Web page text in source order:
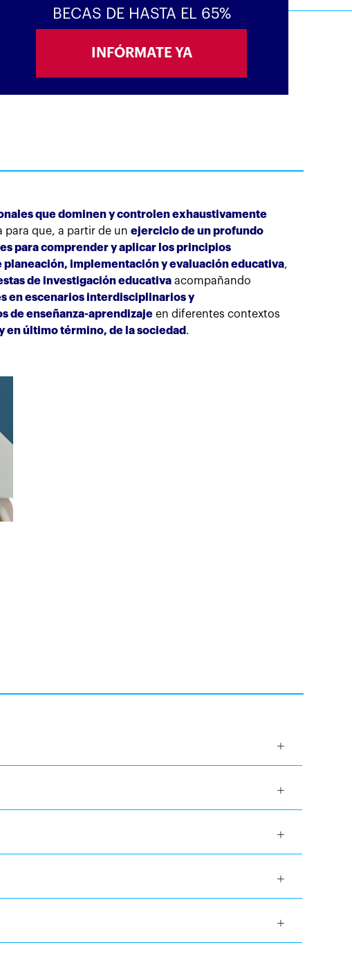
BECAS DE HASTA EL 65%
que dominen y controlen exhaustivamente
que, a partir de un ejercicio de un profundo
para comprender y aplicar los principios
planeación, implementación y evaluación educativa,
de investigación educativa acompañando
en escenarios interdisciplinarios y
de enseñanza-aprendizaje en diferentes contextos
último término, de la sociedad .